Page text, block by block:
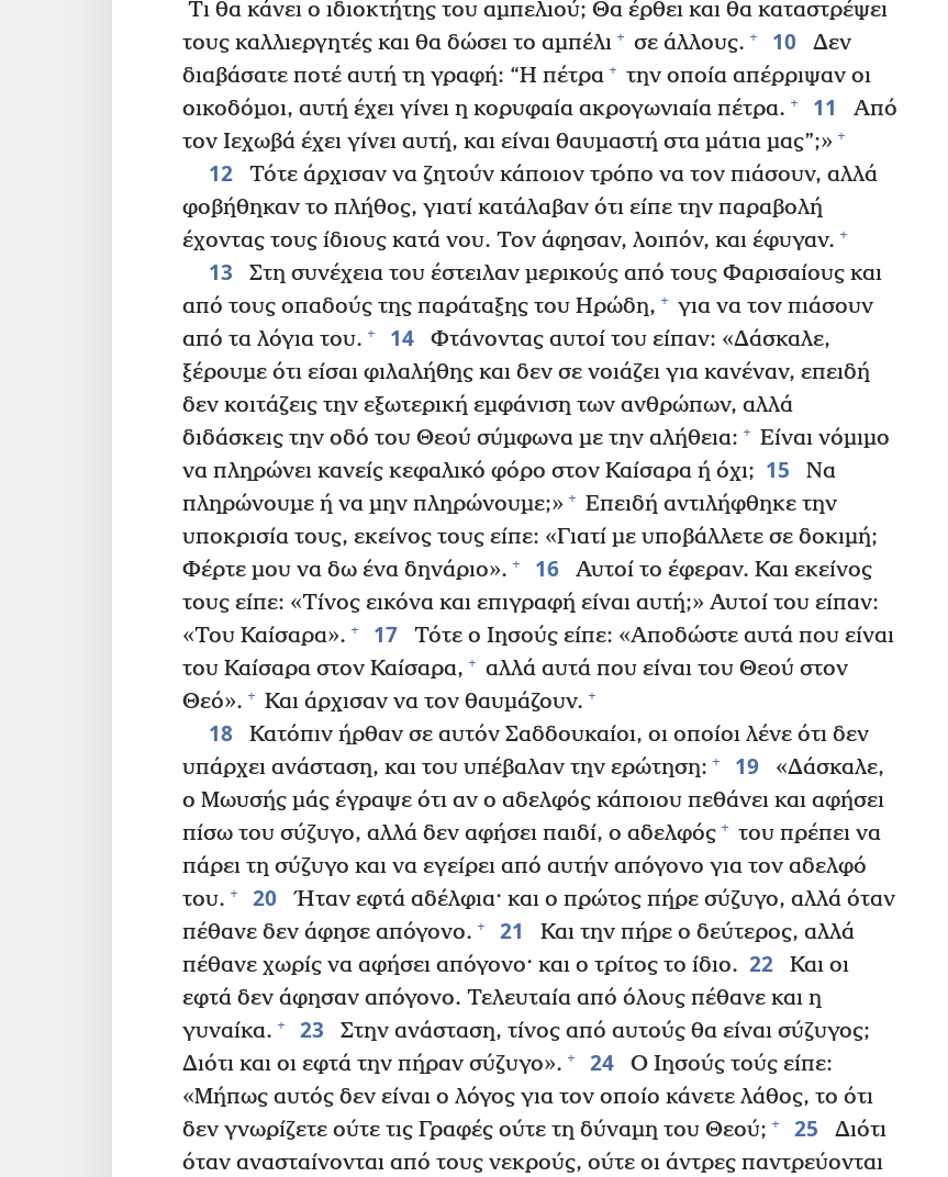
Τι θα κάνει ο ιδιοκτήτης του αμπελιού; Θα έρθει και θα καταστρέψει
τους καλλιεργητές και θα δώσει το αμπέλι + σε άλλους. + 10
Δεν
διαβάσατε ποτέ αυτή τη γραφή: “Η πέτρα + την οποία απέρριψαν οι
οικοδόμοι, αυτή έχει γίνει η κορυφαία ακρογωνιαία πέτρα. + 11
Από
τον Ιεχωβά έχει γίνει αυτή, και είναι θαυμαστή στα μάτια μας”;» +
12
Τότε άρχισαν να ζητούν κάποιον τρόπο να τον πιάσουν, αλλά
φοβήθηκαν το πλήθος, γιατί κατάλαβαν ότι είπε την παραβολή
έχοντας τους ίδιους κατά νου. Τον άφησαν, λοιπόν, και έφυγαν. +
13
Στη συνέχεια του έστειλαν μερικούς από τους Φαρισαίους και
από τους οπαδούς της παράταξης του Ηρώδη, + για να τον πιάσουν
από τα λόγια του. + 14
Φτάνοντας αυτοί του είπαν: «Δάσκαλε,
ξέρουμε ότι είσαι φιλαλήθης και δεν σε νοιάζει για κανέναν, επειδή
δεν κοιτάζεις την εξωτερική εμφάνιση των ανθρώπων, αλλά
διδάσκεις την οδό του Θεού σύμφωνα με την αλήθεια: + Είναι νόμιμο
να πληρώνει κανείς κεφαλικό φόρο στον Καίσαρα ή όχι; 15
Να
πληρώνουμε ή να μην πληρώνουμε;» + Επειδή αντιλήφθηκε την
υποκρισία τους, εκείνος τους είπε: «Γιατί με υποβάλλετε σε δοκιμή;
Φέρτε μου να δω ένα δηνάριο». + 16
Αυτοί το έφεραν. Και εκείνος
τους είπε: «Τίνος εικόνα και επιγραφή είναι αυτή;» Αυτοί του είπαν:
«Του Καίσαρα». + 17
Τότε ο Ιησούς είπε: «Αποδώστε αυτά που είναι
του Καίσαρα στον Καίσαρα, + αλλά αυτά που είναι του Θεού στον
Θεό». + Και άρχισαν να τον θαυμάζουν. +
18
Κατόπιν ήρθαν σε αυτόν Σαδδουκαίοι, οι οποίοι λένε ότι δεν
υπάρχει ανάσταση, και του υπέβαλαν την ερώτηση: + 19
«Δάσκαλε,
ο Μωυσής μάς έγραψε ότι αν ο αδελφός κάποιου πεθάνει και αφήσει
πίσω του σύζυγο, αλλά δεν αφήσει παιδί, ο αδελφός + του πρέπει να
πάρει τη σύζυγο και να εγείρει από αυτήν απόγονο για τον αδελφό
του. + 20
Ήταν εφτά αδέλφια· και ο πρώτος πήρε σύζυγο, αλλά όταν
πέθανε δεν άφησε απόγονο. + 21
Και την πήρε ο δεύτερος, αλλά
πέθανε χωρίς να αφήσει απόγονο· και ο τρίτος το ίδιο. 22
Και οι
εφτά δεν άφησαν απόγονο. Τελευταία από όλους πέθανε και η
γυναίκα. + 23
Στην ανάσταση, τίνος από αυτούς θα είναι σύζυγος;
Διότι και οι εφτά την πήραν σύζυγο». + 24
Ο Ιησούς τούς είπε:
«Μήπως αυτός δεν είναι ο λόγος για τον οποίο κάνετε λάθος, το ότι
δεν γνωρίζετε ούτε τις Γραφές ούτε τη δύναμη του Θεού; + 25
Διότι
όταν ανασταίνονται από τους νεκρούς, ούτε οι άντρες παντρεύονται